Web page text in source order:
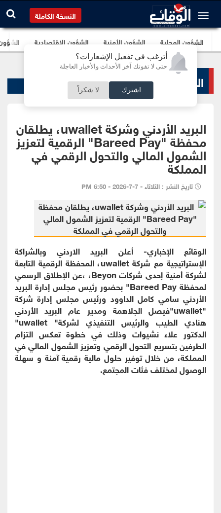
أترغب في تفعيل الإشعارات؟
حتى لا تفوتك آخر الأحداث والأخبار العاجلة
اشترك لا شكراً
النسخة الكاملة
الشؤون المحلية الشؤون الأمنية الشؤون الإقتصادية
البنوك و الشركات
البريد الأردني وشركة uwallet، يطلقان
محفظة "Bareed Pay" الرقمية لتعزيز
الشمول المالي والتحول الرقمي في
المملكة
تاريخ النشر : الثلاثاء - 7-7-2026 - 6:50 PM
الوقائع الإخباري- أعلن البريد الاردني وبالشراكة
الإستراتيجية مع شركة uwallet، المحفظة الرقمية التابعة
لشركة أمنية إحدى شركات Beyon، ،عن الإطلاق الرسمي
لمحفظة Bareed Pay" بحضور رئيس مجلس إدارة البريد
الأردني سامي كامل الداوود ورئيس مجلس إدارة شركة
"uwallet"فيصل الجلاهمة ومدير عام البريد الأردني
هنادي الطيب والرئيس التنفيذي لشركة" uwallet"
الدكتور علاء نشيوات وذلك في خطوة تعكس التزام
الطرفين بتسريع التحول الرقمي وتعزيز الشمول المالي في
المملكة، من خلال توفير حلول مالية رقمية آمنة و سهلة
الوصول لمختلف فئات المجتمع.